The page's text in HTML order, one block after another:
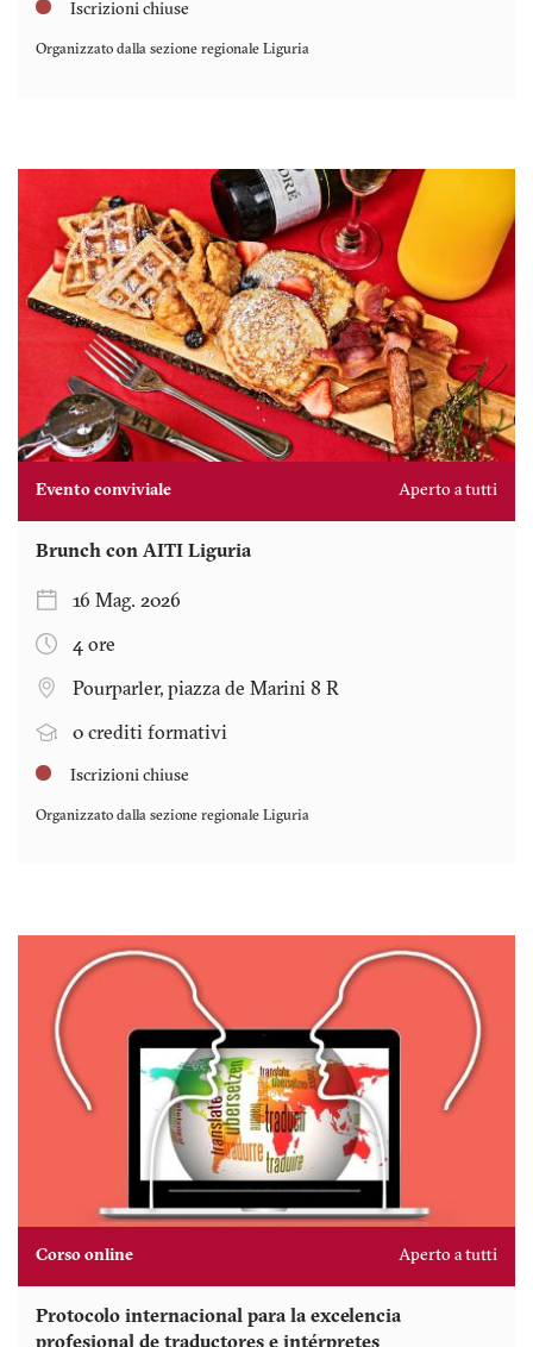
Iscrizioni chiuse
Organizzato dalla sezione regionale Liguria
Evento conviviale Aperto a tutti
Brunch con AITI Liguria
16 Mag. 2026
4 ore
Pourparler, piazza de Marini 8 R
0 crediti formativi
Iscrizioni chiuse
Organizzato dalla sezione regionale Liguria
Corso online Aperto a tutti
Protocolo internacional para la excelencia